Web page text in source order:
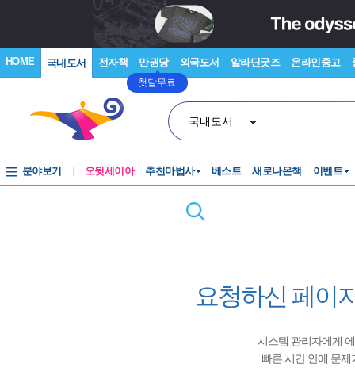
HOME 국내도서 전자책 만권당
첫달무료
외국도서 알라딘굿즈 온라인중고
국내도서
분야보기 오뒷세이아 추천마법사 베스트 새로나온책 이벤트
요청하신 페이
시스템 관리자에게
빠른 시간 안에 문